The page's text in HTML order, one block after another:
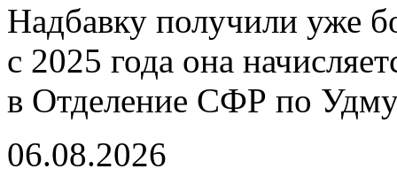
Надбавку получили уже
с 2025 года она
в Отделение СФР по
06.08.2026